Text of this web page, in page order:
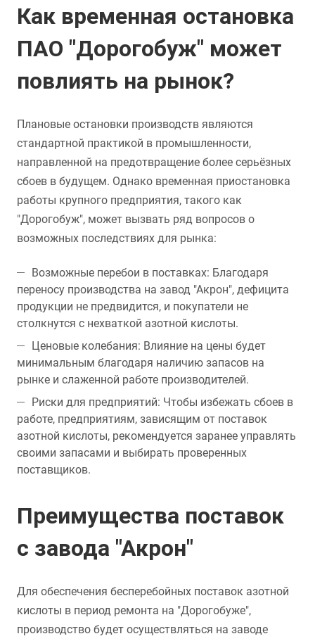
Как временная остановка
ПАО "Дорогобуж" может
повлиять на рынок?
Плановые остановки производств являются
стандартной практикой в промышленности,
направленной на предотвращение более серьёзных
сбоев в будущем. Однако временная приостановка
работы крупного предприятия, такого как
"Дорогобуж", может вызвать ряд вопросов о
возможных последствиях для рынка:
Возможные перебои в поставках: Благодаря
переносу производства на завод "Акрон", дефицита
продукции не предвидится, и покупатели не
столкнутся с нехваткой азотной кислоты.
Ценовые колебания: Влияние на цены будет
минимальным благодаря наличию запасов на
рынке и слаженной работе производителей.
Риски для предприятий: Чтобы избежать сбоев в
работе, предприятиям, зависящим от поставок
азотной кислоты, рекомендуется заранее управлять
своими запасами и выбирать проверенных
поставщиков.
Преимущества поставок
с завода "Акрон"
Для обеспечения бесперебойных поставок азотной
кислоты в период ремонта на "Дорогобуже",
производство будет осуществляться на заводе